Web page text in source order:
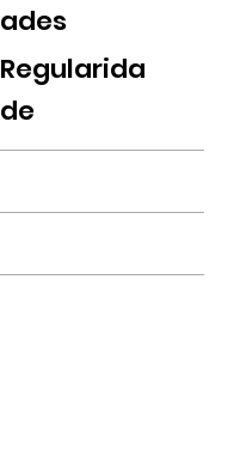
ades
Regularida
de